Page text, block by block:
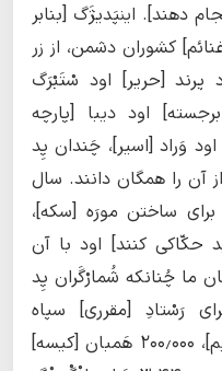
دهند]. اینپَدیژَگ [بنابر
کشوران دشمن، از زر
[حریر] اود سْتَبْرَگ
اود دیبا [پارچه
وَراد [اسیر]، چَندان پِد
آن را همگان دانند. سال
برای ساختن مورَه [سکه]،
حکّاکی کنند] اود با آن
ما چُنانکه شُمارْگَران پِد
رَسْتادِ [مقرری] سپاه
جُداگانیدَه بودیم [مجزا کرده بودیم]، ۲۰۰٫۰۰۰ هَمبان [کیسه]